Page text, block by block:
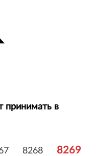
принимать в
8268 8269